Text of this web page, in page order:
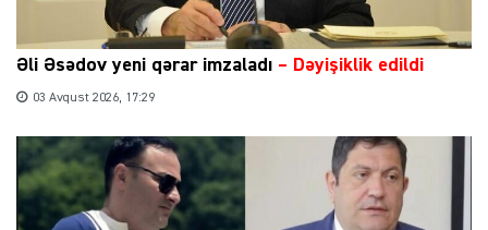
Əli Əsədov yeni qərar imzaladı – Dəyişiklik edildi
03 Avqust 2026, 17:29